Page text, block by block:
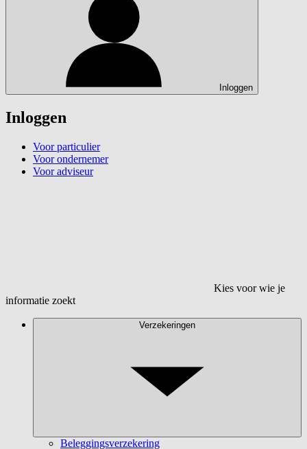
Inloggen
Inloggen
Voor particulier
Voor ondernemer
Voor adviseur
Kies voor wie je
informatie zoekt
Verzekeringen
Beleggingsverzekering